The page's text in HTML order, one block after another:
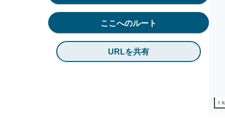
ここへのルート
URLを共有
1